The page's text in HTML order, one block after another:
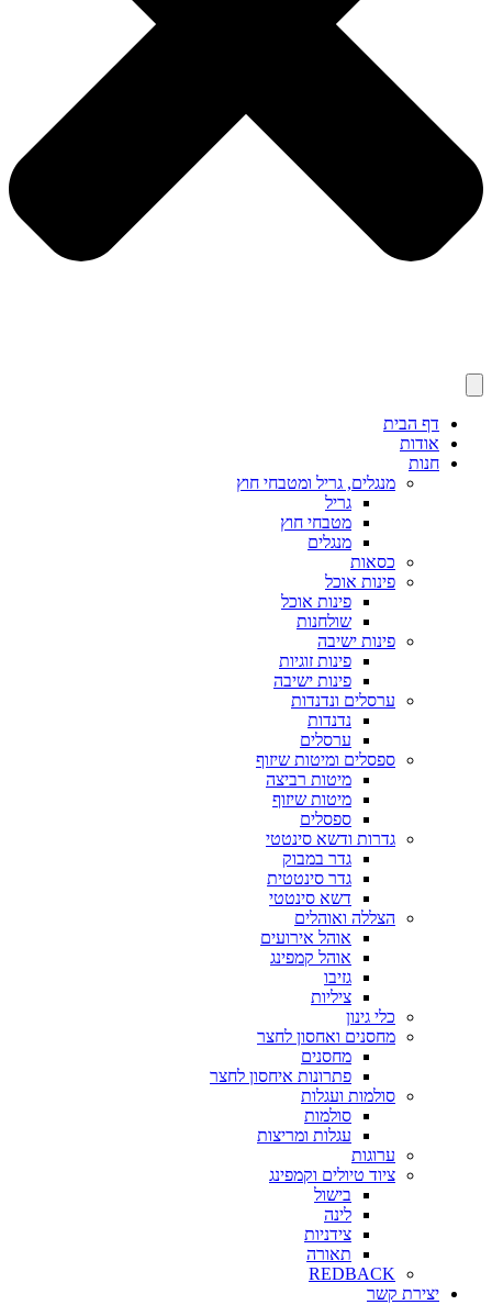
דף הבית
אודות
חנות
מנגלים, גריל ומטבחי חוץ
גריל
מטבחי חוץ
מנגלים
כסאות
פינות אוכל
פינות אוכל
שולחנות
פינות ישיבה
פינות זוגיות
פינות ישיבה
ערסלים ונדנדות
נדנדות
ערסלים
ספסלים ומיטות שיזוף
מיטות רביצה
מיטות שיזוף
ספסלים
גדרות ודשא סינטטי
גדר במבוק
גדר סינטטית
דשא סינטטי
הצללה ואוהלים
אוהל אירועים
אוהל קמפינג
גזיבו
ציליות
כלי גינון
מחסנים ואחסון לחצר
מחסנים
פתרונות איחסון לחצר
סולמות ועגלות
סולמות
עגלות ומריצות
ערוגות
ציוד טיולים וקמפינג
בישול
לינה
צידניות
תאורה
REDBACK
יצירת קשר